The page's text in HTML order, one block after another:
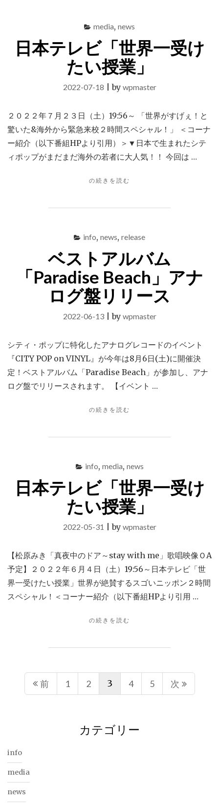
ィ
ス
ト
チ
ャ
ン
media, news
日本テレビ「世界一受け
たい授業」
2022-07-18 |by wpmaster
２０２２年７月２３日（土）19:56～ 「世界がすげぇ！と
驚いた&海外から緊急来校２時間スペシャル！」 ＜コーナ
ー紹介（以下番組HPより引用）＞▼日本で生まれたシテ
ィポップがまだまだ海外の若者に大人気！！ 今回は …
"日
界
一
受
け
た
い
授
業」"
の続きを読む
info, news, release
ベストアルバム
「Paradise Beach」アナ
ログ盤リリース
2022-06-13|by wpmaster
シティ・ポップに特化したアナログレコードのイベント
『CITY POP on VINYL』が今年は8月6日(土)に開催決
定！ベストアルバム「Paradise Beach」が参加し、アナ
ログ盤でリリースされます。 【イベント …
"ベ
ム
「PARADISE
BEACH」
ア
ナ
ロ
リ
リ
ー
ス"
の続きを読む
info, media, news
日本テレビ「世界一受け
たい授業」
2022-05-31 |by wpmaster
【松原みき「真夜中のドア～stay with me」歌唱映像ＯA
予定】２０２２年６月４日（土）19:56～日本テレビ「世
界一受けたい授業」世界が絶賛するスゴいニッポン２時間
スペシャル！＜コーナー紹介（以下番組HPより引用 …
"日
「世
界
い
の続きを読む
ビ
ゲ
ー
前 1 2 3 4 5 次
カテゴリー
info
media
news